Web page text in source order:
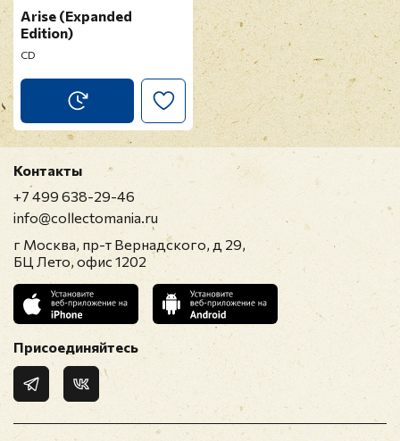
Arise (Expanded
Edition)
CD
Контакты
+7 499 638-29-46
info@collectomania.ru
г Москва, пр-т Вернадского, д 29,
БЦ Лето, офис 1202
Присоединяйтесь